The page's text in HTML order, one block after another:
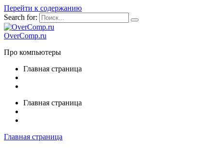
Перейти к содержанию
Search for:
OverComp.ru
Про компьютеры
Главная страница
Главная страница
Главная страница